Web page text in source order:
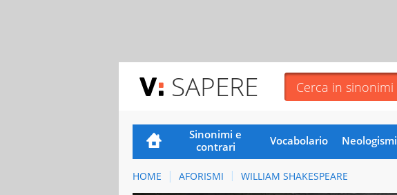
SAPERE
Sinonimi e
contrari
Vocabolario Neologismi
HOME AFORISMI WILLIAM SHAKESPEARE